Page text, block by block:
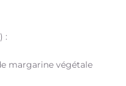
:
margarine végétale